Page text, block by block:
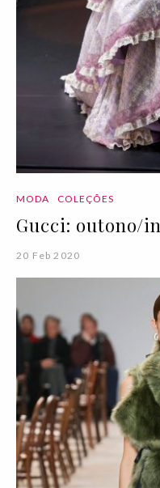
MODA COLEÇÕES
Gucci: outono/
20 Feb 2020